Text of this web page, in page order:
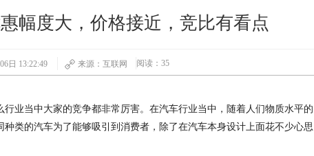
幅度大，价格接近，竞比有看点
日 13:22:49 来源：互联网 阅读：35
业当中大家的竞争都非常厉害。在汽车行业当中，随着人们物质水平的
类的汽车为了能够吸引到消费者，除了在汽车本身设计上面花不少心思